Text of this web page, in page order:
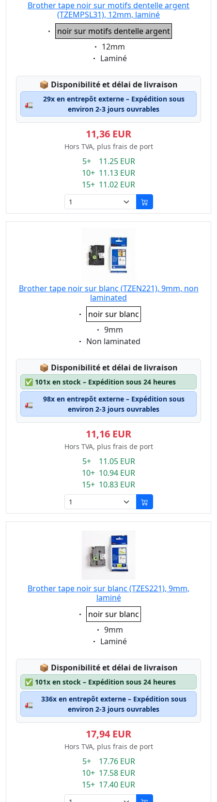
Brother tape noir sur motifs dentelle argent
(TZEMPSL31), 12mm, laminé
Eigenschaft:
noir sur motifs dentelle argent
Eigenschaft:
12mm
Eigenschaft:
Laminé
📦 Lagerstatus:
Disponibilité et délai de livraison
🚛
29x en entrepôt externe – Expédition sous
environ 2-3 jours ouvrables
11,36 EUR
Hors TVA, plus frais de port
5+ 11.25 EUR
10+ 11.13 EUR
15+ 11.02 EUR
Brother tape noir sur blanc (TZEN221), 9mm, non
laminated
Eigenschaft:
noir sur blanc
Eigenschaft:
9mm
Eigenschaft:
Non laminated
📦 Lagerstatus:
Disponibilité et délai de livraison
✅ 101x en stock – Expédition sous 24 heures
🚛
98x en entrepôt externe – Expédition sous
environ 2-3 jours ouvrables
11,16 EUR
Hors TVA, plus frais de port
5+ 11.05 EUR
10+ 10.94 EUR
15+ 10.83 EUR
Brother tape noir sur blanc (TZES221), 9mm,
laminé
Eigenschaft:
noir sur blanc
Eigenschaft:
9mm
Eigenschaft:
Laminé
📦 Lagerstatus:
Disponibilité et délai de livraison
✅ 101x en stock – Expédition sous 24 heures
🚛
336x en entrepôt externe – Expédition sous
environ 2-3 jours ouvrables
17,94 EUR
Hors TVA, plus frais de port
5+ 17.76 EUR
10+ 17.58 EUR
15+ 17.40 EUR